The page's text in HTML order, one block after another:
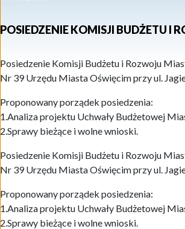
POSIEDZENIE KOMISJI BUDŻETU I
Posiedzenie Komisji Budżetu i Rozwoju
Nr 39 Urzędu Miasta Oświęcim przy ul.
Proponowany porządek posiedzenia:
1.Analiza projektu Uchwały Budżetowej
2.Sprawy bieżące i wolne wnioski.
Posiedzenie Komisji Budżetu i Rozwoju
Nr 39 Urzędu Miasta Oświęcim przy ul.
Proponowany porządek posiedzenia:
1.Analiza projektu Uchwały Budżetowej
2.Sprawy bieżące i wolne wnioski.